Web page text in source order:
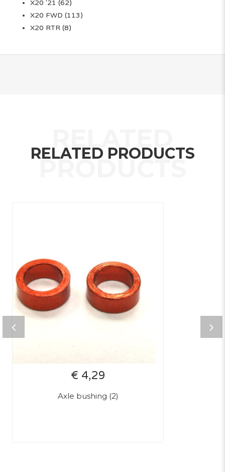
X20 '21 (62)
X20 FWD (113)
X20 RTR (8)
RELATED PRODUCTS
€ 4,29
Axle bushing (2)